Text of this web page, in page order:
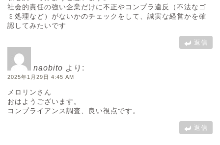
社会的責任の強い企業だけに不正やコンプラ違反（不法なゴ
ミ処理など）がないかのチェックをして、誠実な経営かを確
認してみたいです
返信
naobito より:
2025年1月29日 4:45 AM
メロリンさん
おはようございます。
コンプライアンス調査、良い視点です。
返信